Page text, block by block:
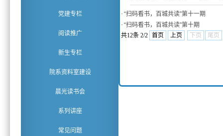
党建专栏
阅读推广
新生专栏
院系资料室建设
晨光读书会
系列讲座
常见问题
· “扫码看书，百城共读”第十一期
· “扫码看书，百城共读”第十期
共12条 2/2 首页 上页 下页 尾页